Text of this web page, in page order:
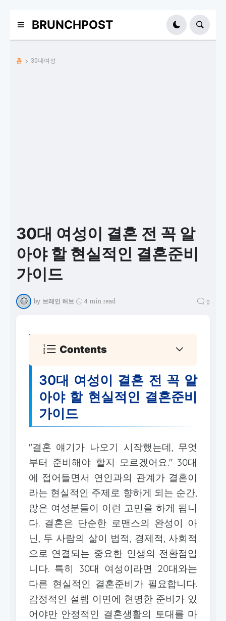
BRUNCHPOST
홈 30대여성
30대 여성이 결혼 전 꼭 알
아야 할 현실적인 결혼준비
가이드
by 브레인 허브 4 min read 0
Contents
30대 여성이 결혼 전 꼭 알
아야 할 현실적인 결혼준비
가이드
"결혼 얘기가 나오기 시작했는데, 무엇
부터 준비해야 할지 모르겠어요." 30대
에 접어들면서 연인과의 관계가 결혼이
라는 현실적인 주제로 향하게 되는 순간,
많은 여성분들이 이런 고민을 하게 됩니
다. 결혼은 단순한 로맨스의 완성이 아
닌, 두 사람의 삶이 법적, 경제적, 사회적
으로 연결되는 중요한 인생의 전환점입
니다. 특히 30대 여성이라면 20대와는
다른 현실적인 결혼준비가 필요합니다.
감정적인 설렘 이면에 현명한 준비가 있
어야만 안정적인 결혼생활의 토대를 마